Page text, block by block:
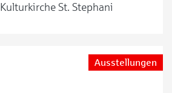
Kulturkirche St. Stephani
Ausstellungen